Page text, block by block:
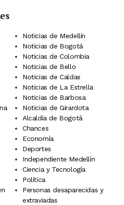
Noticias de Medellín
Noticias de Bogotá
Noticias de Colombia
Noticias de Bello
Noticias de Caldas
Noticias de La Estrella
Noticias de Barbosa
Noticias de Girardota
Alcaldía de Bogotá
Chances
Economía
Deportes
Independiente Medellín
Ciencia y Tecnología
Política
Personas desaparecidas y
extraviadas